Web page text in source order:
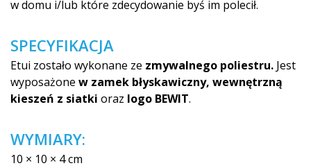
w domu i/lub które zdecydowanie byś im polecił.
SPECYFIKACJA
Etui zostało wykonane ze zmywalnego poliestru. Jest
wyposażone w zamek błyskawiczny, wewnętrzną
kieszeń z siatki oraz logo BEWIT.
WYMIARY:
10 × 10 × 4 cm